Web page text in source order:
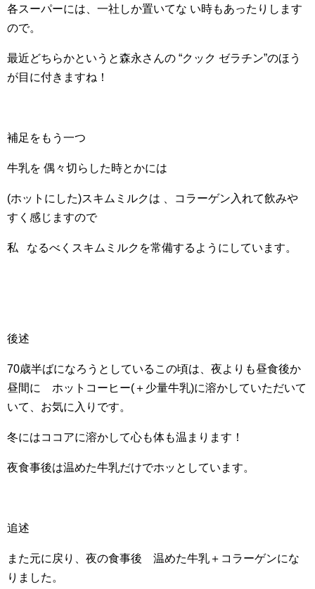
各スーパーには、一社しか置いてな い時もあったりします
ので。
最近どちらかというと森永さんの “クック ゼラチン”のほう
が目に付きますね！
補足をもう一つ
牛乳を 偶々切らした時とかには
(ホットにした)スキムミルクは 、コラーゲン入れて飲みや
すく感じますので
私 なるべくスキムミルクを常備するようにしています。
後述
70歳半ばになろうとしているこの頃は、夜よりも昼食後か
昼間に ホットコーヒー(＋少量牛乳)に溶かしていただいて
いて、お気に入りです。
冬にはココアに溶かして心も体も温まります！
夜食事後は温めた牛乳だけでホッとしています。
追述
また元に戻り、夜の食事後 温めた牛乳＋コラーゲンにな
りました。